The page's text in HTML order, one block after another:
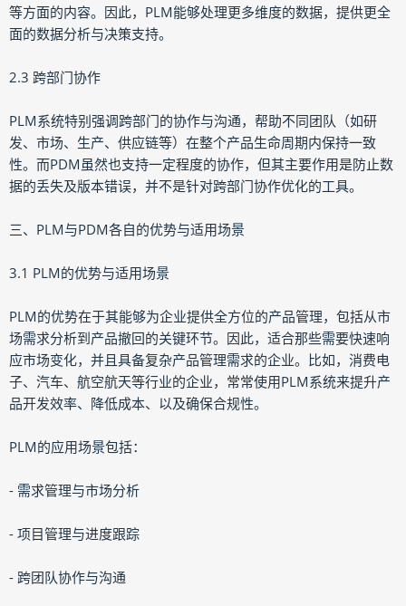
等方面的内容。因此，PLM能够处理更多维度的数据，提供更全
面的数据分析与决策支持。
2.3 跨部门协作
PLM系统特别强调跨部门的协作与沟通，帮助不同团队（如研
发、市场、生产、供应链等）在整个产品生命周期内保持一致
性。而PDM虽然也支持一定程度的协作，但其主要作用是防止数
据的丢失及版本错误，并不是针对跨部门协作优化的工具。
三、PLM与PDM各自的优势与适用场景
3.1 PLM的优势与适用场景
PLM的优势在于其能够为企业提供全方位的产品管理，包括从市
场需求分析到产品撤回的关键环节。因此，适合那些需要快速响
应市场变化，并且具备复杂产品管理需求的企业。比如，消费电
子、汽车、航空航天等行业的企业，常常使用PLM系统来提升产
品开发效率、降低成本、以及确保合规性。
PLM的应用场景包括：
- 需求管理与市场分析
- 项目管理与进度跟踪
- 跨团队协作与沟通